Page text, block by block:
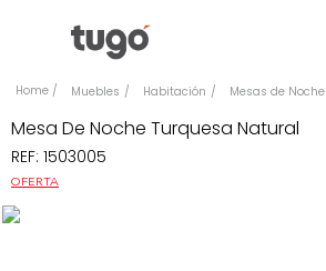
Muebles Habitación Mesas de Noche
Mesa De Noche Turquesa Natural
REF: 1503005
OFERTA
Comedor
Escritorio
Sillas